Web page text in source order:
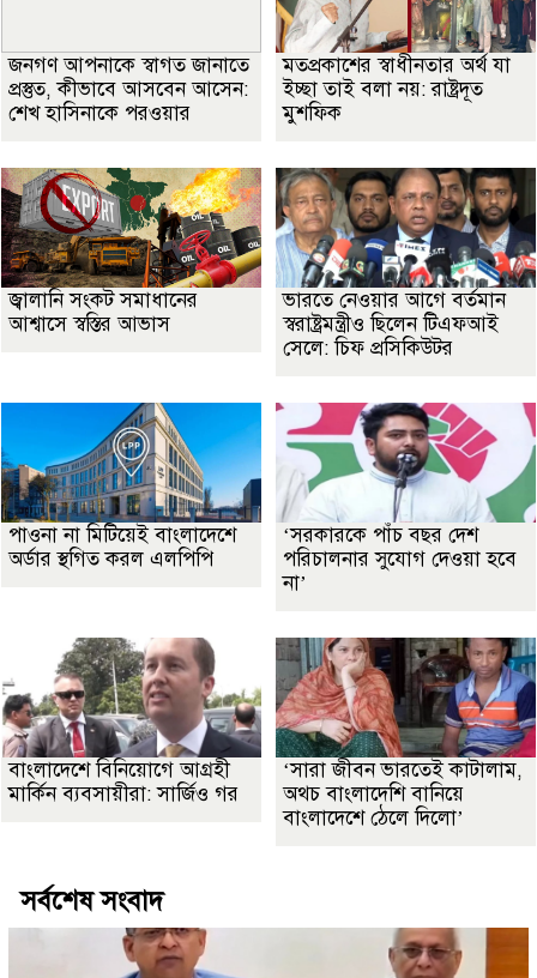
জনগণ আপনাকে স্বাগত জানাতে
প্রস্তুত, কীভাবে আসবেন আসেন:
শেখ হাসিনাকে পরওয়ার
মতপ্রকাশের স্বাধীনতার অর্থ যা
ইচ্ছা তাই বলা নয়: রাষ্ট্রদূত
মুশফিক
জ্বালানি সংকট সমাধানের
আশ্বাসে স্বস্তির আভাস
ভারতে নেওয়ার আগে বর্তমান
স্বরাষ্ট্রমন্ত্রীও ছিলেন টিএফআই
সেলে: চিফ প্রসিকিউটর
পাওনা না মিটিয়েই বাংলাদেশে
অর্ডার স্থগিত করল এলপিপি
‘সরকারকে পাঁচ বছর দেশ
পরিচালনার সুযোগ দেওয়া হবে
না’
বাংলাদেশে বিনিয়োগে আগ্রহী
মার্কিন ব্যবসায়ীরা: সার্জিও গর
‘সারা জীবন ভারতেই কাটালাম,
অথচ বাংলাদেশি বানিয়ে
বাংলাদেশে ঠেলে দিলো’
সর্বশেষ সংবাদ